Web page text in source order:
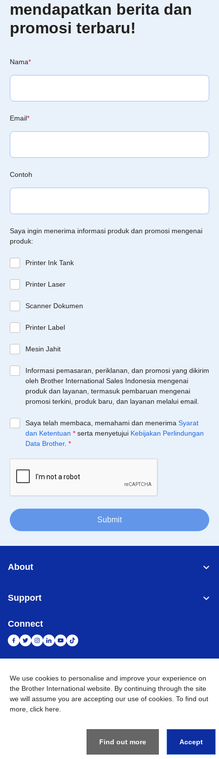
mendapatkan berita dan
promosi terbaru!
Nama*
Email*
Contoh
Saya ingin menerima informasi produk dan promosi mengenai
produk:
Printer Ink Tank
Printer Laser
Scanner Dokumen
Printer Label
Mesin Jahit
Informasi pemasaran, periklanan, dan promosi yang dikirim
oleh Brother International Sales Indonesia mengenai
produk dan layanan, termasuk pembaruan mengenai
promosi terkini, produk baru, dan layanan melalui email.
Saya telah membaca, memahami dan menerima Syarat
dan Ketentuan * serta menyetujui Kebijakan Perlindungan
Data Brother. *
Submit
About
Support
Connect
Indonesia Jaringan Global
Privacy Policy Ketentuan Penggunaan Site Map Kunjungi Situs Global
Rights Reserved
We use cookies to personalise and improve your experience on
the Brother International website. By continuing through the site
we will assume you are accepting our use of cookies. To find out
more, click here
Find out more Accept